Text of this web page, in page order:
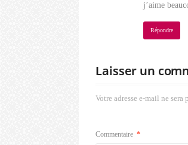
j’aime
Répondre
Laisser un
Votre adresse e-mail ne sera
Commentaire *